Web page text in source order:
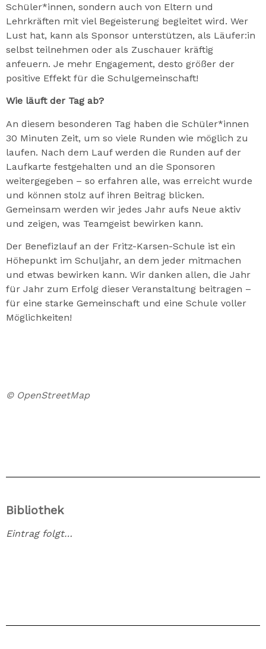
Schüler*innen, sondern auch von Eltern und
Lehrkräften mit viel Begeisterung begleitet wird. Wer
Lust hat, kann als Sponsor unterstützen, als Läufer:in
selbst teilnehmen oder als Zuschauer kräftig
anfeuern. Je mehr Engagement, desto größer der
positive Effekt für die Schulgemeinschaft!
Wie läuft der Tag ab?
An diesem besonderen Tag haben die Schüler*innen
30 Minuten Zeit, um so viele Runden wie möglich zu
laufen. Nach dem Lauf werden die Runden auf der
Laufkarte festgehalten und an die Sponsoren
weitergegeben – so erfahren alle, was erreicht wurde
und können stolz auf ihren Beitrag blicken.
Gemeinsam werden wir jedes Jahr aufs Neue aktiv
und zeigen, was Teamgeist bewirken kann.
Der Benefizlauf an der Fritz-Karsen-Schule ist ein
Höhepunkt im Schuljahr, an dem jeder mitmachen
und etwas bewirken kann. Wir danken allen, die Jahr
für Jahr zum Erfolg dieser Veranstaltung beitragen –
für eine starke Gemeinschaft und eine Schule voller
Möglichkeiten!
© OpenStreetMap
Bibliothek
Eintrag folgt…